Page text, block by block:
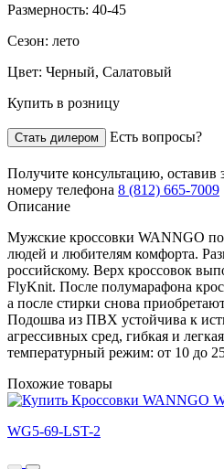
Размерность: 40-45
Сезон: лето
Цвет: Черный, Салатовый
Купить в розницу
Стать дилером Есть вопросы?
Получите консультацию, оставив
номеру телефона 8 (812) 665-7009
Описание
Мужские кроссовки WANNGO
людей и любителям комфорта.
российскому. Верх кроссовок
FlyKnit. После полумарафона
а после стирки снова
Подошва из ПВХ устойчива к
агрессивных сред, гибкая и
температурный режим: от 10 до
Похожие товары
WG5-69-LST-2